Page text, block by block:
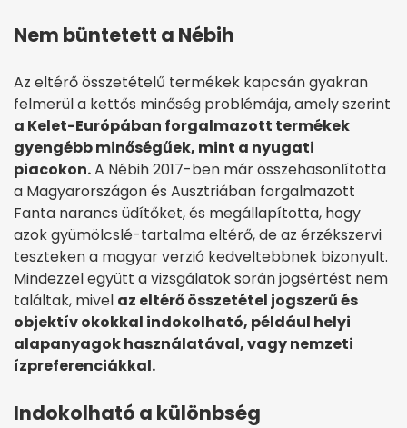
Nem büntetett a Nébih
Az eltérő összetételű termékek kapcsán gyakran
felmerül a kettős minőség problémája, amely szerint
a Kelet-Európában forgalmazott termékek
gyengébb minőségűek, mint a nyugati
piacokon.A Nébih 2017-ben már összehasonlította
a Magyarországon és Ausztriában forgalmazott
Fanta narancs üdítőket, és megállapította, hogy
azok gyümölcslé-tartalma eltérő, de az érzékszervi
teszteken a magyar verzió kedveltebbnek bizonyult.
Mindezzel együtt a vizsgálatok során jogsértést nem
találtak, mivel az eltérő összetétel jogszerű és
objektív okokkal indokolható, például helyi
alapanyagok használatával, vagy nemzeti
ízpreferenciákkal.
Indokolható a különbség